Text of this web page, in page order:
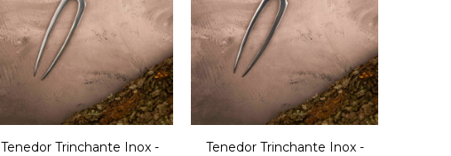
Tenedor Trinchante Inox -
Tenedor Trinchante Inox -